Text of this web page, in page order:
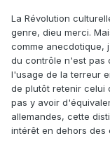
La Révolution
genre, dieu merci.
comme anecdotique,
du contrôle n'est pas
l'usage de la terreur
de plutôt retenir celui
pas y avoir
allemandes, cette
intérêt en dehors des